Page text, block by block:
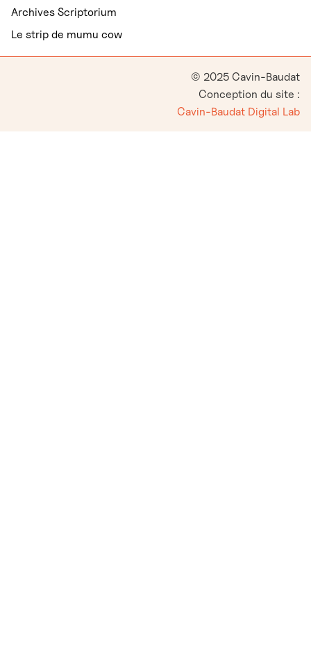
Archives Scriptorium
Le strip de mumu cow
© 2025 Cavin-Baudat
Conception du site :
Cavin-Baudat Digital Lab